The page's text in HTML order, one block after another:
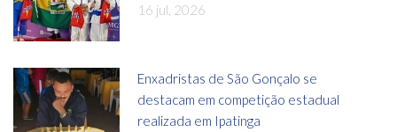
16 jul, 2026
Enxadristas de São Gonçalo se
destacam em competição estadual
realizada em Ipatinga